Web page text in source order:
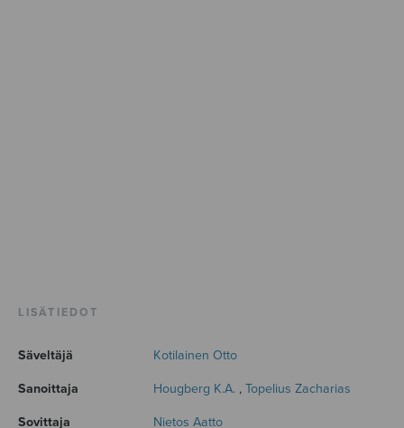
LISÄTIEDOT
Säveltäjä Kotilainen Otto
Sanoittaja Hougberg K.A. , Topelius Zacharias
Sovittaja Nietos Aatto